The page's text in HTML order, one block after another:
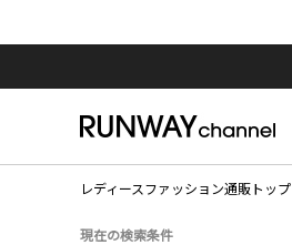
レディースファッション通販トップ
現在の検索条件